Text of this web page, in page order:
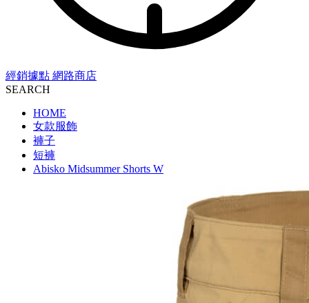
經銷據點 網路商店
SEARCH
HOME
女款服飾
褲子
短褲
Abisko Midsummer Shorts W